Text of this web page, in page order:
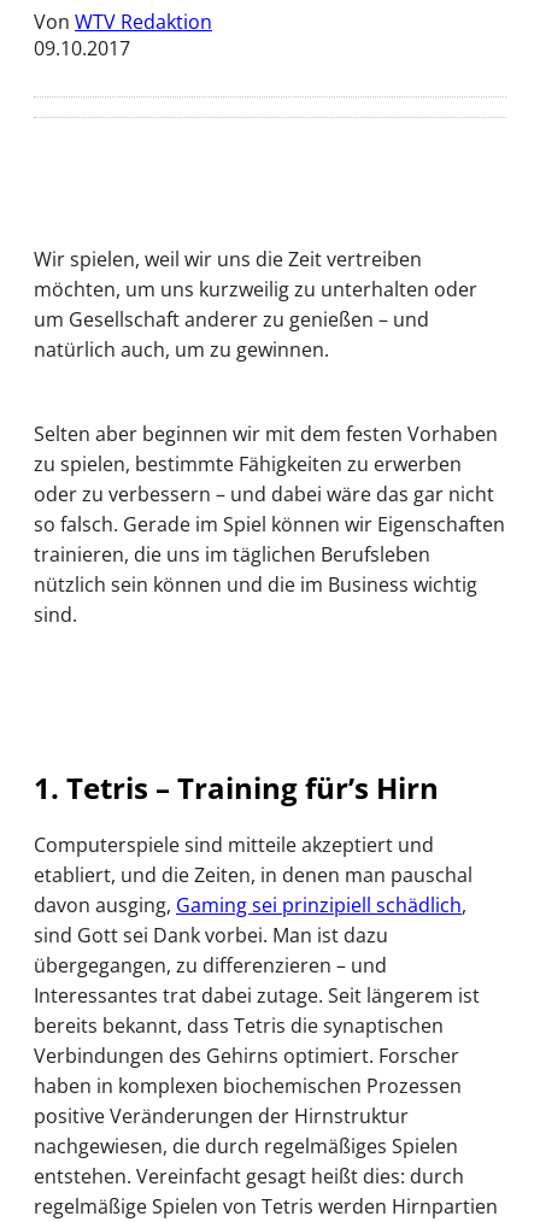
Von WTV Redaktion
09.10.2017
Wir spielen, weil wir uns die Zeit vertreiben
möchten, um uns kurzweilig zu unterhalten oder
um Gesellschaft anderer zu genießen – und
natürlich auch, um zu gewinnen.
Selten aber beginnen wir mit dem festen Vorhaben
zu spielen, bestimmte Fähigkeiten zu erwerben
oder zu verbessern – und dabei wäre das gar nicht
so falsch. Gerade im Spiel können wir Eigenschaften
trainieren, die uns im täglichen Berufsleben
nützlich sein können und die im Business wichtig
sind.
1. Tetris – Training für’s Hirn
Computerspiele sind mitteile akzeptiert und
etabliert, und die Zeiten, in denen man pauschal
davon ausging, Gaming sei prinzipiell schädlich,
sind Gott sei Dank vorbei. Man ist dazu
übergegangen, zu differenzieren – und
Interessantes trat dabei zutage. Seit längerem ist
bereits bekannt, dass Tetris die synaptischen
Verbindungen des Gehirns optimiert. Forscher
haben in komplexen biochemischen Prozessen
positive Veränderungen der Hirnstruktur
nachgewiesen, die durch regelmäßiges Spielen
entstehen. Vereinfacht gesagt heißt dies: durch
regelmäßige Spielen von Tetris werden Hirnpartien